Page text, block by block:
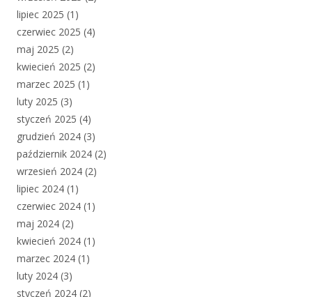
lipiec 2025 (1)
czerwiec 2025 (4)
maj 2025 (2)
kwiecień 2025 (2)
marzec 2025 (1)
luty 2025 (3)
styczeń 2025 (4)
grudzień 2024 (3)
październik 2024 (2)
wrzesień 2024 (2)
lipiec 2024 (1)
czerwiec 2024 (1)
maj 2024 (2)
kwiecień 2024 (1)
marzec 2024 (1)
luty 2024 (3)
styczeń 2024 (2)